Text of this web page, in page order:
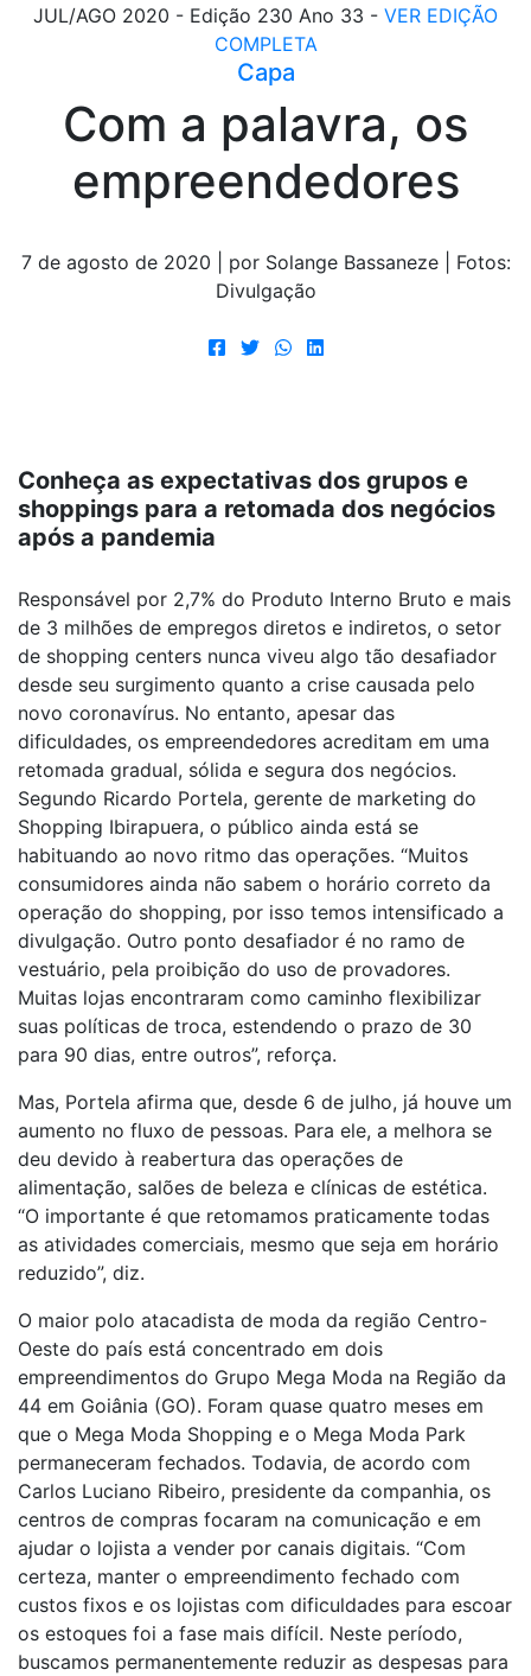
JUL/AGO 2020 - Edição 230 Ano 33 - VER EDIÇÃO
COMPLETA
Capa
Com a palavra, os
empreendedores
7 de agosto de 2020 | por Solange Bassaneze | Fotos:
Divulgação
Conheça as expectativas dos grupos e
shoppings para a retomada dos negócios
após a pandemia
Responsável por 2,7% do Produto Interno Bruto e mais
de 3 milhões de empregos diretos e indiretos, o setor
de shopping centers nunca viveu algo tão desafiador
desde seu surgimento quanto a crise causada pelo
novo coronavírus. No entanto, apesar das
dificuldades, os empreendedores acreditam em uma
retomada gradual, sólida e segura dos negócios.
Segundo Ricardo Portela, gerente de marketing do
Shopping Ibirapuera, o público ainda está se
habituando ao novo ritmo das operações. “Muitos
consumidores ainda não sabem o horário correto da
operação do shopping, por isso temos intensificado a
divulgação. Outro ponto desafiador é no ramo de
vestuário, pela proibição do uso de provadores.
Muitas lojas encontraram como caminho flexibilizar
suas políticas de troca, estendendo o prazo de 30
para 90 dias, entre outros”, reforça.
Mas, Portela afirma que, desde 6 de julho, já houve um
aumento no fluxo de pessoas. Para ele, a melhora se
deu devido à reabertura das operações de
alimentação, salões de beleza e clínicas de estética.
“O importante é que retomamos praticamente todas
as atividades comerciais, mesmo que seja em horário
reduzido”, diz.
O maior polo atacadista de moda da região Centro-
Oeste do país está concentrado em dois
empreendimentos do Grupo Mega Moda na Região da
44 em Goiânia (GO). Foram quase quatro meses em
que o Mega Moda Shopping e o Mega Moda Park
permaneceram fechados. Todavia, de acordo com
Carlos Luciano Ribeiro, presidente da companhia, os
centros de compras focaram na comunicação e em
ajudar o lojista a vender por canais digitais. “Com
certeza, manter o empreendimento fechado com
custos fixos e os lojistas com dificuldades para escoar
os estoques foi a fase mais difícil. Neste período,
buscamos permanentemente reduzir as despesas para